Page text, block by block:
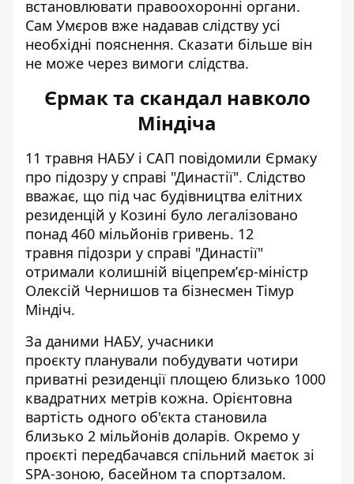
встановлювати правоохоронні органи.
Сам Умєров вже надавав слідству усі
необхідні пояснення. Сказати більше він
не може через вимоги слідства.
Єрмак та скандал навколо
Міндіча
11 травня НАБУ і САП повідомили Єрмаку
про підозру у справі "Династії". Слідство
вважає, що під час будівництва елітних
резиденцій у Козині було легалізовано
понад 460 мільйонів гривень. 12
травня підозри у справі "Династії"
отримали колишній віцепремʼєр-міністр
Олексій Чернишов та бізнесмен Тімур
Міндіч.
За даними НАБУ, учасники
проєкту планували побудувати чотири
приватні резиденції площею близько 1000
квадратних метрів кожна. Орієнтовна
вартість одного об'єкта становила
близько 2 мільйонів доларів. Окремо у
проєкті передбачався спільний маєток зі
SPA-зоною, басейном та спортзалом.